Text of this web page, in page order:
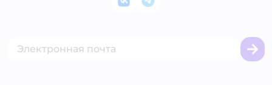
Политика использования файлов cookie
Оплата Мокка
Корм для собак
ВКонтакте
Telegram